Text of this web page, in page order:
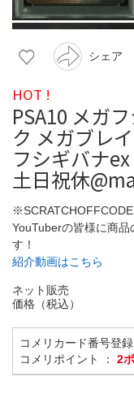
シェア
HOT !
PSA10 メガ
ク メガブレ
フシギバナ
土日祝休
YouTuberの皆様に商
す！
紹介動画はこちら
ネット販売
価格（税込）
コメリカード番号登
コメリポイント ： 2